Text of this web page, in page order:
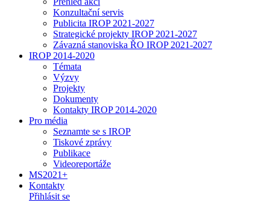
Konzultační servis
Publicita IROP 2021-2027
Strategické projekty IROP 2021-2027
Závazná stanoviska ŘO IROP 2021-2027
IROP 2014-2020
Témata
Výzvy
Projekty
Dokumenty
Kontakty IROP 2014-2020
Pro média
Seznamte se s IROP
Tiskové zprávy
Publikace
Videoreportáže
MS2021+
Kontakty
Přihlásit se